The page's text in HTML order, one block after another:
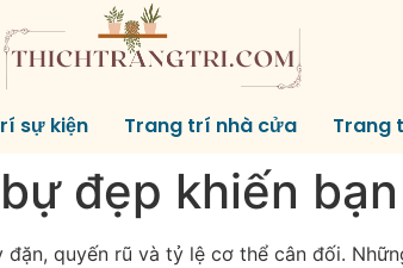
sự kiện Trang trí nhà cửa Trang
đẹp khiến
quyến rũ và tỷ lệ cơ thể cân đối.